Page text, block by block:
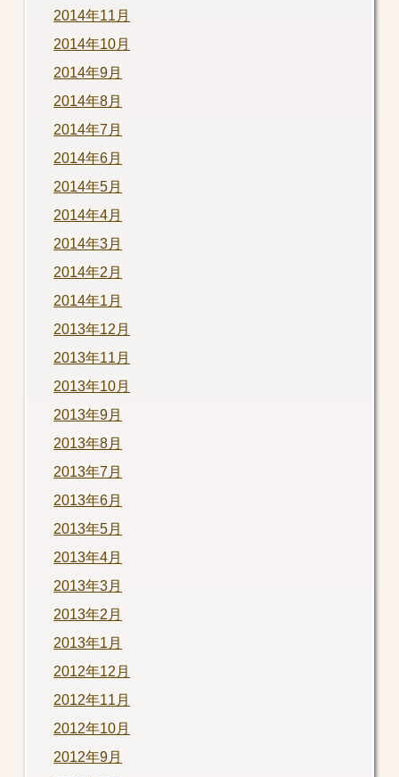
2014年11月
2014年10月
2014年9月
2014年8月
2014年7月
2014年6月
2014年5月
2014年4月
2014年3月
2014年2月
2014年1月
2013年12月
2013年11月
2013年10月
2013年9月
2013年8月
2013年7月
2013年6月
2013年5月
2013年4月
2013年3月
2013年2月
2013年1月
2012年12月
2012年11月
2012年10月
2012年9月